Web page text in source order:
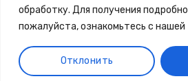
обработку. Для получения
пожалуйста, ознакомьтесь с нашей
Отклонить
Copyright 2010 - 2026 ©Зелёная
-Tirex Media
Обработка
Обработка файлов